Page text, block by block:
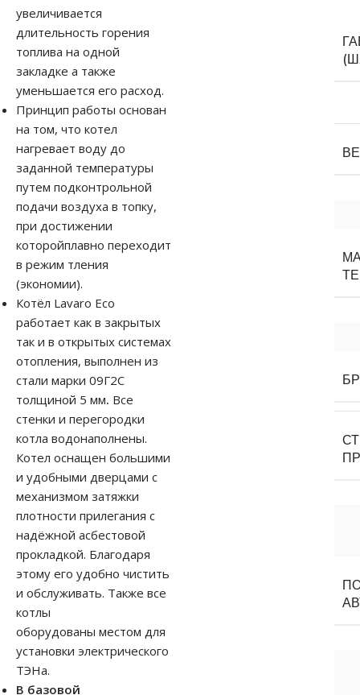
увеличивается
длительность горения
топлива на одной
закладке а также
уменьшается его расход.
Принцип работы основан
на том, что котел
нагревает воду до
заданной температуры
путем подконтрольной
подачи воздуха в топку,
при достижении
которойплавно переходит
в режим тления
(экономии).
Котёл Lavaro Eco
работает как в закрытых
так и в открытых системах
отопления, выполнен из
стали марки 09Г2С
толщиной 5 мм. Все
стенки и перегородки
котла водонаполнены.
Котел оснащен большими
и удобными дверцами с
механизмом затяжки
плотности прилегания c
надёжной асбестовой
прокладкой. Благодаря
этому его удобно чистить
и обслуживать. Также все
котлы
оборудованы местом для
установки электрического
ТЭНа.
В базовой